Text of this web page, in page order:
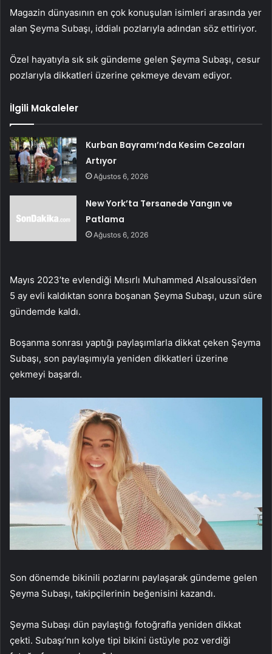
Magazin dünyasının en çok konuşulan isimleri arasında yer
alan Şeyma Subaşı, iddialı pozlarıyla adından söz ettiriyor.
Özel hayatıyla sık sık gündeme gelen Şeyma Subaşı, cesur
pozlarıyla dikkatleri üzerine çekmeye devam ediyor.
İlgili Makaleler
Kurban Bayramı’nda Kesim Cezaları
Artıyor
Ağustos 6, 2026
New York’ta Tersanede Yangın ve
Patlama
Ağustos 6, 2026
Mayıs 2023’te evlendiği Mısırlı Muhammed Alsaloussi’den
5 ay evli kaldıktan sonra boşanan Şeyma Subaşı, uzun süre
gündemde kaldı.
Boşanma sonrası yaptığı paylaşımlarla dikkat çeken Şeyma
Subaşı, son paylaşımıyla yeniden dikkatleri üzerine
çekmeyi başardı.
Son dönemde bikinili pozlarını paylaşarak gündeme gelen
Şeyma Subaşı, takipçilerinin beğenisini kazandı.
Şeyma Subaşı dün paylaştığı fotoğrafla yeniden dikkat
çekti. Subaşı’nın kolye tipi bikini üstüyle poz verdiği